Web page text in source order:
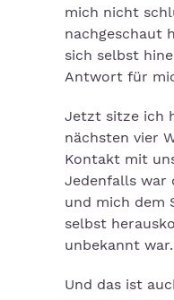
mich nicht
nachgeschaut
sich selbst
Antwort für
Jetzt sitze ich
nächsten vier
Kontakt mit
Jedenfalls war
und mich dem
selbst
unbekannt
Und das ist